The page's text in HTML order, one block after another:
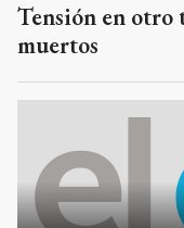
Tensión en otro
muertos